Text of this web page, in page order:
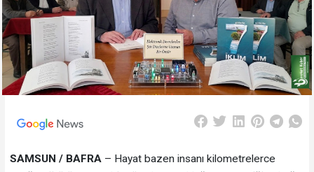
SAMSUN / BAFRA– Hayat bazen insanı kilometrelerce